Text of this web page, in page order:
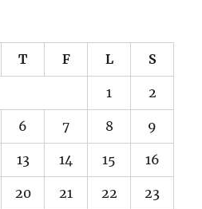
T F L S
1 2
6 7 8 9
13 14 15 16
20 21 22 23